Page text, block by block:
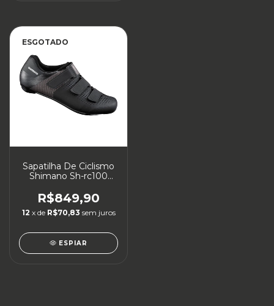
ESGOTADO
Sapatilha De Ciclismo
Shimano Sh-rc100
R$849,90
12 x de R$70,83 sem juros
ESPIAR